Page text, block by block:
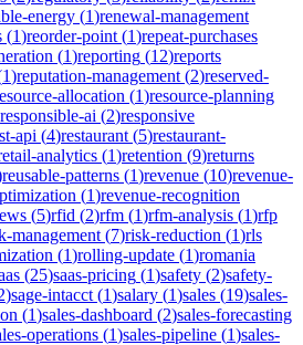
energy (1)renewal-management
(1)reorder-point (1)repeat-purchases
(1)reporting (12)reports
1)reputation-management (2)reserved-
allocation (1)resource-planning
responsible-ai (2)responsive
api (4)restaurant (5)restaurant-
analytics (1)retention (9)returns
reusable-patterns (1)revenue (10)revenue-
(1)revenue-recognition
(5)rfid (2)rfm (1)rfm-analysis (1)rfp
management (7)risk-reduction (1)rls
(1)rolling-update (1)romania
(25)saas-pricing (1)safety (2)safety-
)sage-intacct (1)salary (1)sales (19)sales-
(1)sales-dashboard (2)sales-forecasting
operations (1)sales-pipeline (1)sales-